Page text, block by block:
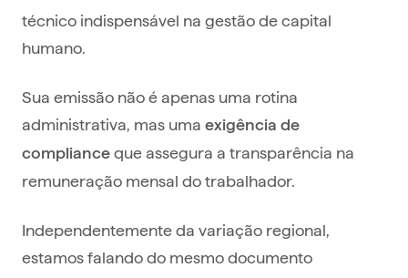
técnico indispensável na gestão de capital
humano.
Sua emissão não é apenas uma rotina
administrativa, mas uma exigência de
compliance que assegura a transparência na
remuneração mensal do trabalhador.
Independentemente da variação regional,
estamos falando do mesmo documento